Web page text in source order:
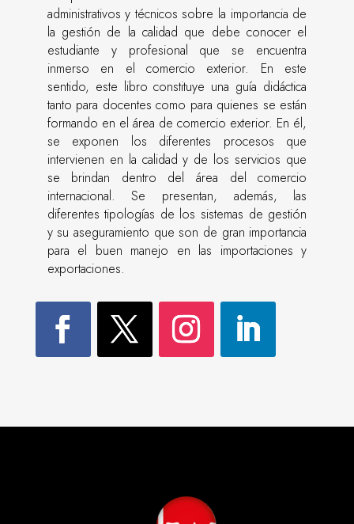
administrativos y técnicos sobre la importancia de
la gestión de la calidad que debe conocer el
estudiante y profesional que se encuentra
inmerso en el comercio exterior. En este
sentido, este libro constituye una guía didáctica
tanto para docentes como para quienes se están
formando en el área de comercio exterior. En él,
se exponen los diferentes procesos que
intervienen en la calidad y de los servicios que
se brindan dentro del área del comercio
internacional. Se presentan, además, las
diferentes tipologías de los sistemas de gestión
y su aseguramiento que son de gran importancia
para el buen manejo en las importaciones y
exportaciones.